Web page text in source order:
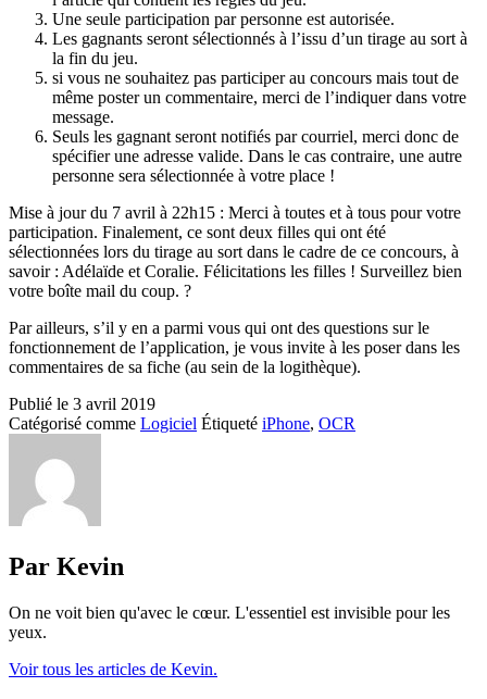
Une seule participation par personne est autorisée.
Les gagnants seront sélectionnés à l’issu d’un tirage au sort à
la fin du jeu.
si vous ne souhaitez pas participer au concours mais tout de
même poster un commentaire, merci de l’indiquer dans votre
message.
Seuls les gagnant seront notifiés par courriel, merci donc de
spécifier une adresse valide. Dans le cas contraire, une autre
personne sera sélectionnée à votre place !
Mise à jour du 7 avril à 22h15 : Merci à toutes et à tous pour votre
participation. Finalement, ce sont deux filles qui ont été
sélectionnées lors du tirage au sort dans le cadre de ce concours, à
savoir : Adélaïde et Coralie. Félicitations les filles ! Surveillez bien
votre boîte mail du coup. ?
Par ailleurs, s’il y en a parmi vous qui ont des questions sur le
fonctionnement de l’application, je vous invite à les poser dans les
commentaires de sa fiche (au sein de la logithèque).
Publié le 3 avril 2019
Catégorisé comme Logiciel Étiqueté iPhone, OCR
Par Kevin
On ne voit bien qu'avec le cœur. L'essentiel est invisible pour les
yeux.
Voir tous les articles de Kevin.